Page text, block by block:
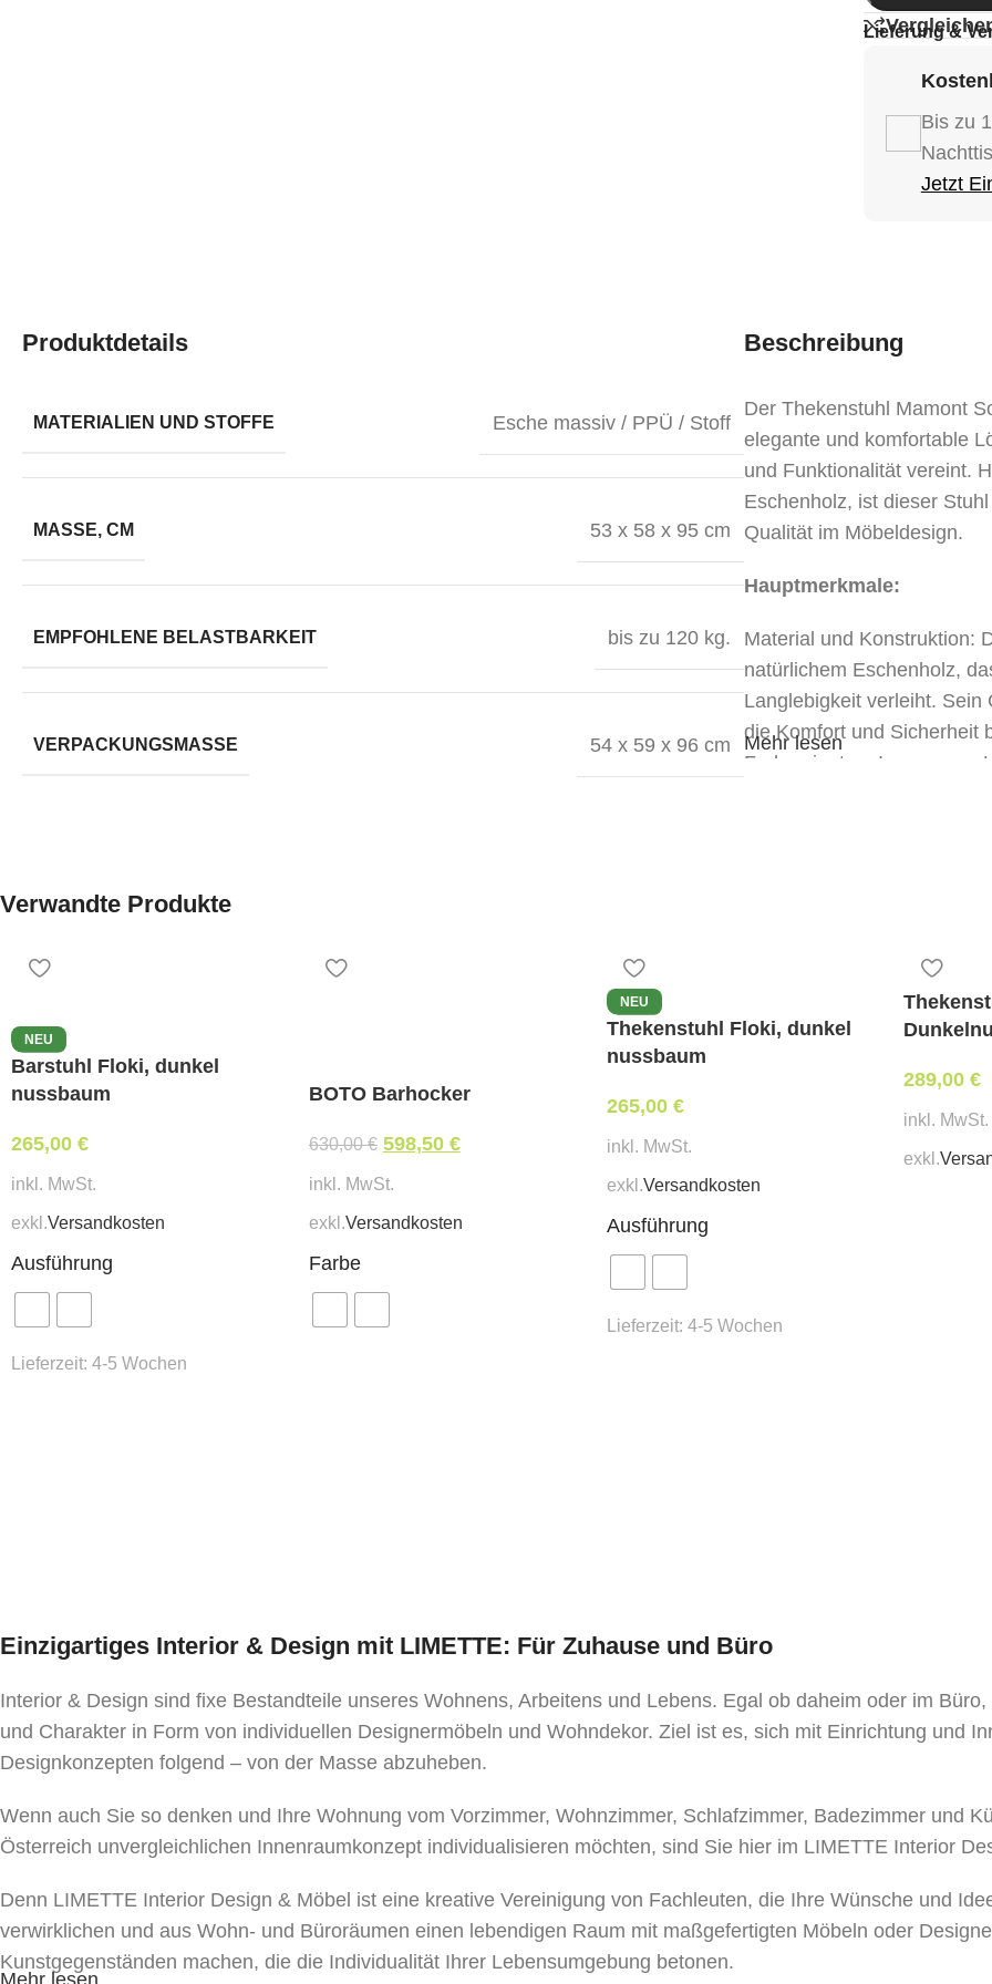
Lieferung &
Bis zu
Jetzt
Produktdetails
MATERIALIEN UND STOFFE Esche massiv / PPÜ / Stoff
MASSE, CM 53 x 58 x 95 cm
EMPFOHLENE BELASTBARKEIT bis zu 120 kg.
VERPACKUNGSMASSE 54 x 59 x 96 cm
Beschreibung
Der Thekenstuhl Mamont
elegante und komfortable
und Funktionalität vereint.
Eschenholz, ist dieser
Qualität im Möbeldesign.
Hauptmerkmale:
Material und Konstruktion:
natürlichem Eschenholz,
Langlebigkeit verleiht. Sein
die Komfort und Sicherheit
Farbvarianten: In unserem
reinigen, was eine lange
Eine Herstellung in jeder
Auch eine Herstellung aus
Bitte beachten Sie, dass
verwendet werden, die
natürlichen Farben
Mehr lesen
Verwandte Produkte
NEU
Barstuhl Floki, dunkel
nussbaum
265,00 €
inkl. MwSt.
exkl.Versandkosten
Ausführung
Lieferzeit: 4-5 Wochen
BOTO Barhocker
630,00€ 598,50 €
inkl. MwSt.
exkl.Versandkosten
Farbe
NEU
Thekenstuhl Floki, dunkel
nussbaum
265,00 €
inkl. MwSt.
exkl.Versandkosten
Ausführung
Lieferzeit: 4-5 Wochen
289,00€
inkl. MwSt.
exkl.
Einzigartiges Interior & Design mit LIMETTE: Für Zuhause und Büro
Interior & Design sind fixe Bestandteile unseres Wohnens, Arbeitens und Lebens. Egal ob daheim oder im
und Charakter in Form von individuellen Designermöbeln und Wohndekor. Ziel ist es, sich mit Einrichtung und
Designkonzepten folgend – von der Masse abzuheben.
Wenn auch Sie so denken und Ihre Wohnung vom Vorzimmer, Wohnzimmer, Schlafzimmer, Badezimmer und
Österreich unvergleichlichen Innenraumkonzept individualisieren möchten, sind Sie hier im LIMETTE Interior
Denn LIMETTE Interior Design & Möbel ist eine kreative Vereinigung von Fachleuten, die Ihre Wünsche und
verwirklichen und aus Wohn- und Büroräumen einen lebendigen Raum mit maßgefertigten Möbeln oder
Kunstgegenständen machen, die die Individualität Ihrer Lebensumgebung betonen.
Mehr lesen